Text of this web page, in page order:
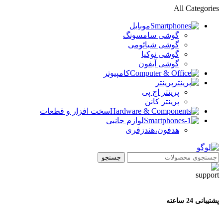
All Categories
موبایل
گوشی سامسونگ
گوشی شیائومی
گوشی نوکیا
گوشی آیفون
کامپیوتر
پرینتر
پرینتر اچ پی
پرینتر کانن
سخت افزار و قطعات
لوازم جانبی
هدفون،هندزفری
جستجو
پشتیبانی 24 ساعته